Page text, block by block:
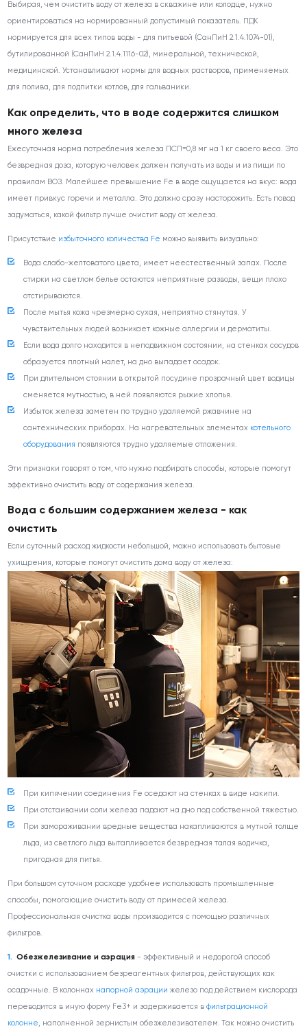
Выбирая, чем очистить воду от железа в скважине или колодце, нужно
ориентироваться на нормированный допустимый показатель. ПДК
нормируется для всех типов воды - для питьевой (СанПиН 2.1.4.1074-01),
бутилированной (СанПиН 2.1.4.1116-02), минеральной, технической,
медицинской. Устанавливают нормы для водных растворов, применяемых
для полива, для подпитки котлов, для гальваники.
Как определить, что в воде содержится слишком
много железа
Ежесуточная норма потребления железа ПСП=0,8 мг на 1 кг своего веса. Это
безвредная доза, которую человек должен получать из воды и из пищи по
правилам ВОЗ. Малейшее превышение Fe в воде ощущается на вкус: вода
имеет привкус горечи и металла. Это должно сразу насторожить. Есть повод
задуматься, какой фильтр лучше очистит воду от железа.
Присутствие избыточного количества Fe можно выявить визуально:
Вода слабо-желтоватого цвета, имеет неестественный запах. После
стирки на светлом белье остаются неприятные разводы, вещи плохо
отстирываются.
После мытья кожа чрезмерно сухая, неприятно стянутая. У
чувствительных людей возникает кожные аллергии и дерматиты.
Если вода долго находится в неподвижном состоянии, на стенках сосудов
образуется плотный налет, на дно выпадает осадок.
При длительном стоянии в открытой посудине прозрачный цвет водицы
сменяется мутностью, в ней появляются рыжие хлопья.
Избыток железа заметен по трудно удаляемой ржавчине на
сантехнических приборах. На нагревательных элементах котельного
оборудования появляются трудно удаляемые отложения.
Эти признаки говорят о том, что нужно подбирать способы, которые помогут
эффективно очистить воду от содержания железа.
Вода с большим содержанием железа - как
очистить
Если суточный расход жидкости небольшой, можно использовать бытовые
ухищрения, которые помогут очистить дома воду от железа:
При кипячении соединения Fe оседают на стенках в виде накипи.
При отстаивании соли железа падают на дно под собственной тяжестью.
При замораживании вредные вещества накапливаются в мутной толще
льда, из светлого льда вытапливается безвредная талая водичка,
пригодная для питья.
При большом суточном расходе удобнее использовать промышленные
способы, помогающие очистить воду от примесей железа.
Профессиональная очистка воды производится с помощью различных
фильтров.
Обезжелезивание и аэрация - эффективный и недорогой способ
очистки с использованием безреагентных фильтров, действующих как
осадочные. В колоннах напорной аэрации железо под действием кислорода
переводится в иную форму Fe3+ и задерживается вфильтрационной
колонне, наполненной зернистым обезжелезивателем. Так можно очистить